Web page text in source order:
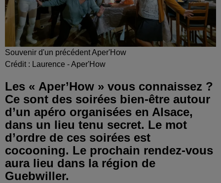
Souvenir d'un précédent Aper'How
Crédit : Laurence - Aper'How
Les « Aper’How » vous connaissez ?
Ce sont des soirées bien-être autour
d’un apéro organisées en Alsace,
dans un lieu tenu secret. Le mot
d’ordre de ces soirées est
cocooning. Le prochain rendez-vous
aura lieu dans la région de
Guebwiller.